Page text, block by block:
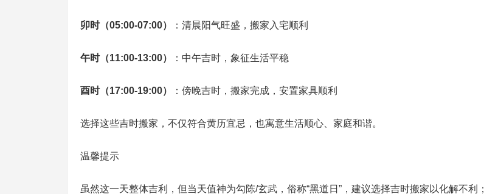
卯时（05:00‑07:00） ：清晨阳气旺盛，搬家入宅顺利
午时（11:00‑13:00） ：中午吉时，象征生活平稳
酉时（17:00‑19:00） ：傍晚吉时，搬家完成，安置家具顺利
选择这些吉时搬家，不仅符合黄历宜忌，也寓意生活顺心、家庭和谐。
温馨提示
虽然这一天整体吉利，但当天值神为勾陈/玄武，俗称“黑道日”，建议选择吉时搬家以化解不利；